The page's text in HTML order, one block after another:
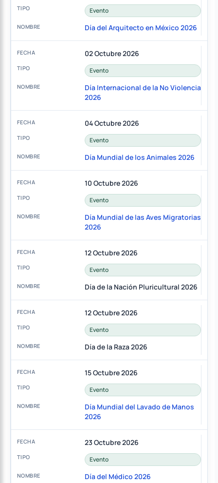
Evento
Día del Arquitecto en México 2026
02 Octubre 2026
Evento
Día Internacional de la No Violencia
2026
04 Octubre 2026
Evento
Día Mundial de los Animales 2026
10 Octubre 2026
Evento
Día Mundial de las Aves Migratorias
2026
12 Octubre 2026
Evento
Día de la Nación Pluricultural 2026
12 Octubre 2026
Evento
Día de la Raza 2026
15 Octubre 2026
Evento
Día Mundial del Lavado de Manos
2026
23 Octubre 2026
Evento
Día del Médico 2026